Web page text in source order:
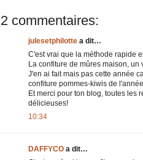
2 commentaires:
julesetphilotte a dit…
C'est vrai que la méthode rapide
La confiture de mûres maison, un
J'en ai fait mais pas cette année
confiture pommes-kiwis de
Et merci pour ton blog, toutes les
délicieuses!
10:34
DAFFYCO a dit…